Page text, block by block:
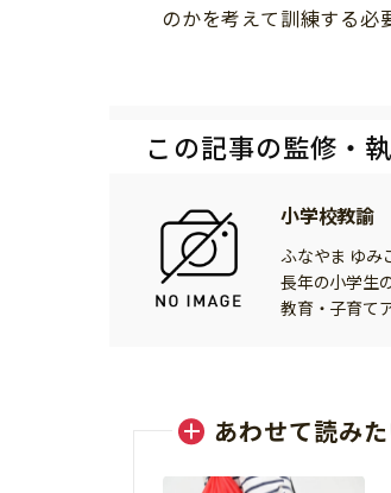
のかを考えて訓練する必
この記事の監修・
小学校教諭
ふなやま ゆみ
長年の小学生
教育・子育て
あわせて読み